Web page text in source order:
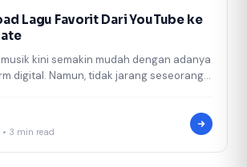
Lagu Favorit Dari YouTube ke
kini semakin mudah dengan adanya
digital. Namun, tidak jarang seseorang
3 min read